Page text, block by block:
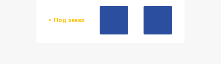
Под заказ